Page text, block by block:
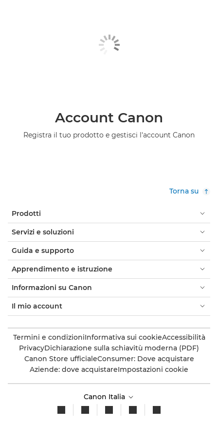
Account Canon
Registra il tuo prodotto e gestisci l'account Canon
Torna su
Prodotti
Servizi e soluzioni
Guida e supporto
Apprendimento e istruzione
Informazioni su Canon
Il mio account
Termini e condizioniInformativa sui cookieAccessibilità
PrivacyDichiarazione sulla schiavitù moderna (PDF)
Canon Store ufficialeConsumer: Dove acquistare
Aziende: dove acquistareImpostazioni cookie
Canon Italia